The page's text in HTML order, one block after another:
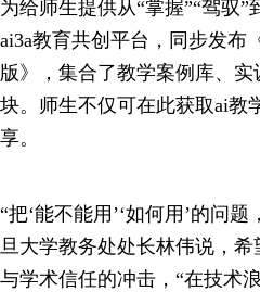
为给师生提供从“掌握”“驾驭
ai3a教育共创平台，同步发布
版》，集合了教学案例库、
块。师生不仅可在此获取ai教
享。
“把‘能不能用’‘如何用’的问
旦大学教务处处长林伟说，
与学术信任的冲击，“在技术